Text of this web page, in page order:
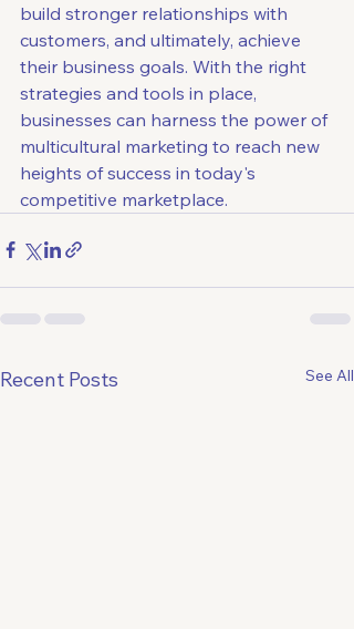
build stronger relationships with
customers, and ultimately, achieve
their business goals. With the right
strategies and tools in place,
businesses can harness the power of
multicultural marketing to reach new
heights of success in today's
competitive marketplace.
Recent Posts See All